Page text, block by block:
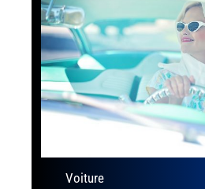
Voiture